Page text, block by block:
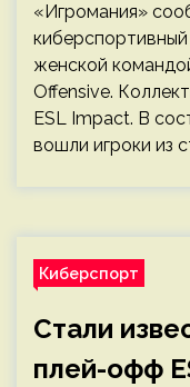
«Игромания»
женской
Offensive.
ESL Impact. В
вошли игроки из
Киберспорт
Стали
плей-офф